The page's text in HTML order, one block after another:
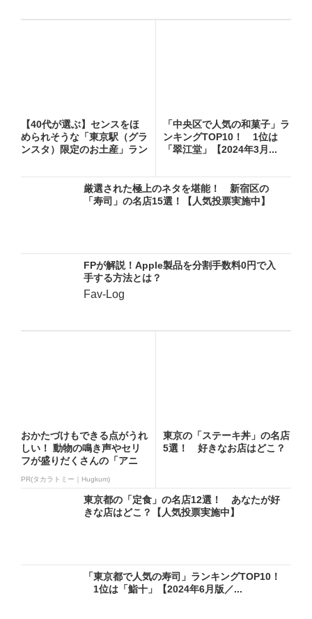
【40代が選ぶ】センスをほ
められそうな「東京駅（グラ
ンスタ）限定のお土産」ラン
「中央区で人気の和菓子」ラ
ンキングTOP10！ 1位は
「翠江堂」【2024年3月...
厳選された極上のネタを堪能！ 新宿区の
「寿司」の名店15選！【人気投票実施中】
FPが解説！Apple製品を分割手数料0円で入
手する方法とは？
Fav-Log
おかたづけもできる点がうれ
しい！ 動物の鳴き声やセリ
フが盛りだくさんの「アニ
PR(タカラトミー｜Hugkum)
東京の「ステーキ丼」の名店
5選！ 好きなお店はどこ？
東京都の「定食」の名店12選！ あなたが好
きな店はどこ？【人気投票実施中】
「東京都で人気の寿司」ランキングTOP10！
1位は「鮨十」【2024年6月版／...